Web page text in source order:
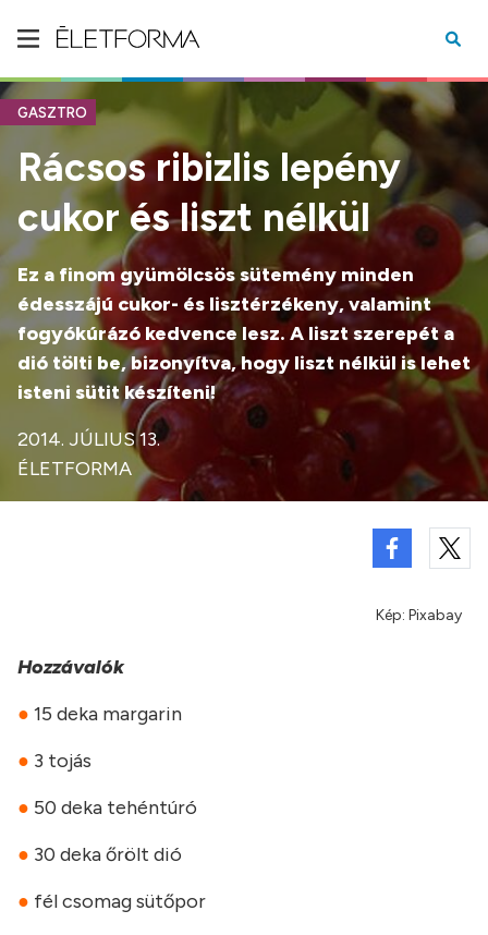
GASZTRO
Rácsos ribizlis lepény
cukor és liszt nélkül
Ez a finom gyümölcsös sütemény minden
édesszájú cukor- és lisztérzékeny, valamint
fogyókúrázó kedvence lesz. A liszt szerepét a
dió tölti be, bizonyítva, hogy liszt nélkül is lehet
isteni sütit készíteni!
2014. JÚLIUS 13.
ÉLETFORMA
Kép: Pixabay
Hozzávalók
● 15 deka margarin
● 3 tojás
● 50 deka tehéntúró
● 30 deka őrölt dió
● fél csomag sütőpor